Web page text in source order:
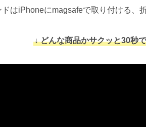
はiPhoneにmagsafeで取り付ける、
↓ どんな商品かサクッと30秒